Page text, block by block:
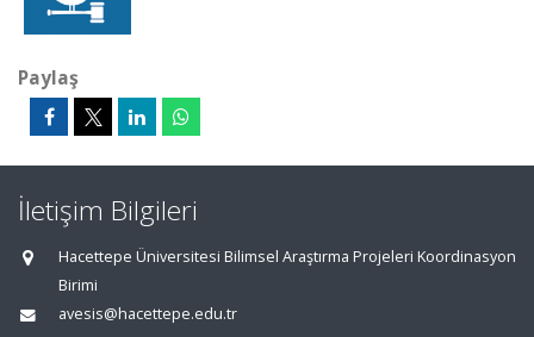
Paylaş
İletişim Bilgileri
Hacettepe Üniversitesi Bilimsel Araştırma Projeleri Koordinasyon
Birimi
avesis@hacettepe.edu.tr